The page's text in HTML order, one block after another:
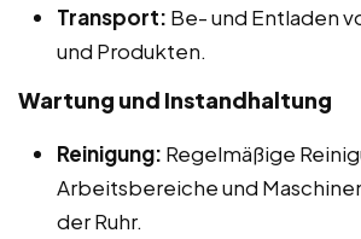
Transport: Be- und Entladen
und Produkten.
Wartung und Instandhaltung
Reinigung: Regelmäßige
Arbeitsbereiche und
der Ruhr.